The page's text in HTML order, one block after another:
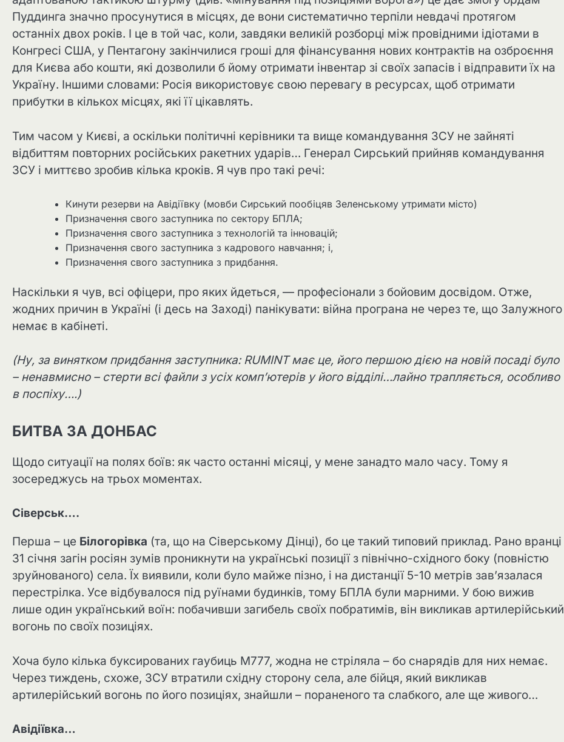
Пуддинга значно просунутися в місцях, де вони систематично терпіли невдачі протягом
останніх двох років. І це в той час, коли, завдяки великій розборці між провідними ідіотами в
Конгресі США, у Пентагону закінчилися гроші для фінансування нових контрактів на озброєння
для Києва або кошти, які дозволили б йому отримати інвентар зі своїх запасів і відправити їх на
Україну. Іншими словами: Росія використовує свою перевагу в ресурсах, щоб отримати
прибутки в кількох місцях, які її цікавлять.
Тим часом у Києві, а оскільки політичні керівники та вище командування ЗСУ не зайняті
відбиттям повторних російських ракетних ударів… Генерал Сирський прийняв командування
ЗСУ і миттєво зробив кілька кроків. Я чув про такі речі:
Кинути резерви на Авідіївку (мовби Сирський пообіцяв Зеленському утримати місто)
Призначення свого заступника по сектору БПЛА;
Призначення свого заступника з технологій та інновацій;
Призначення свого заступника з кадрового навчання; і,
Призначення свого заступника з придбання.
Наскільки я чув, всі офіцери, про яких йдеться, — професіонали з бойовим досвідом. Отже,
жодних причин в Україні (і десь на Заході) панікувати: війна програна не через те, що Залужного
немає в кабінеті.
(Ну, за винятком придбання заступника: RUMINT має це, його першою дією на новій посаді було
– ненавмисно – стерти всі файли з усіх комп’ютерів у його відділі…лайно трапляється, особливо
в поспіху….)
БИТВА ЗА ДОНБАС
Щодо ситуації на полях боїв: як часто останні місяці, у мене занадто мало часу. Тому я
зосереджусь на трьох моментах.
Сіверськ….
Перша – це Білогорівка (та, що на Сіверському Дінці), бо це такий типовий приклад. Рано вранці
31 січня загін росіян зумів проникнути на українські позиції з північно-східного боку (повністю
зруйнованого) села. Їх виявили, коли було майже пізно, і на дистанції 5-10 метрів зав’язалася
перестрілка. Усе відбувалося під руїнами будинків, тому БПЛА були марними. У бою вижив
лише один український воїн: побачивши загибель своїх побратимів, він викликав артилерійський
вогонь по своїх позиціях.
Хоча було кілька буксированих гаубиць М777, жодна не стріляла – бо снарядів для них немає.
Через тиждень, схоже, ЗСУ втратили східну сторону села, але бійця, який викликав
артилерійський вогонь по його позиціях, знайшли – пораненого та слабкого, але ще живого…
Авідіївка…